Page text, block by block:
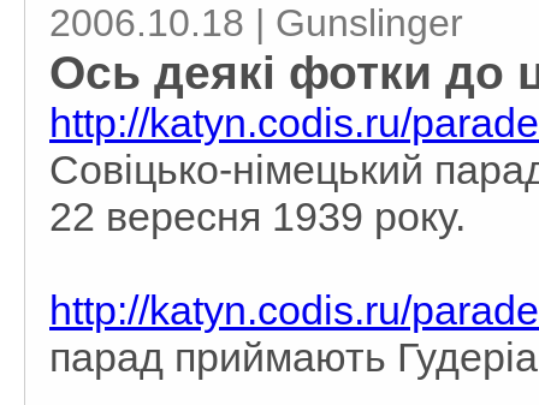
2006.10.18 | Gunslinger
Ось деякі фотки до
http://katyn.codis.ru/
Совіцько-німецький
22 вересня 1939 року.
http://katyn.codis.ru/
парад приймають